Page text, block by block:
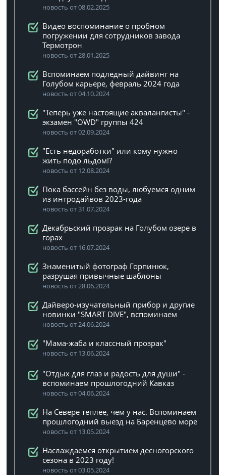
новость от 08.02.2025
Видео воспоминание о пробном
погружении для сотрудников завода
Термотрон
новость от 28.01.2025
Вспоминаем подледный дайвинг на
Голубом карьере, февраль 2024 года
новость от 04.10.2024
"Теперь уже настоящие аквалангисты" -
экзамен "OWD" группы 424
новость от 02.09.2024
"Есть недоработки" или кому нужно
жить подо льдом!?
новость от 12.08.2024
Пока бассейн без воды, любуемся одним
из интродайвов 2023-года
новость от 31.07.2024
Декабрьский прозрак на Голубом озере в
горах
новость от 16.07.2024
Знаменитый фотограф Горпинюк,
разрушая привычные шаблоны
новость от 28.06.2024
Дайверо-изучательный прибор и другие
новинки "SMART DIVE", вспоминаем
новость от 24.06.2024
"Мама-жаба и классный прозрак"
новость от 13.06.2024
"Отдых для глаз и радость для души" -
вспоминаем прошлогодний Кавказ
новость от 04.06.2024
На Севере теплее, чем у нас. Вспоминаем
прошлогодний выезд на Баренцево море
новость от 13.05.2024
Наслаждаемся открытием десногорского
сезона в 2023 году!
новость от 03.05.2024